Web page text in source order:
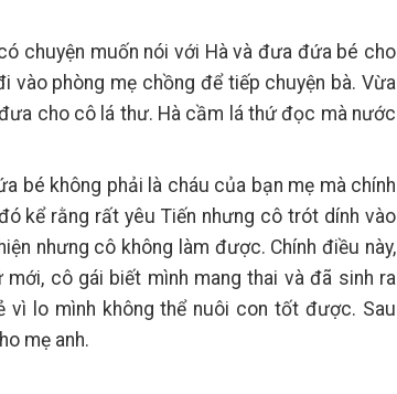
chuyện muốn nói với Hà và đưa đứa bé cho
vào phòng mẹ chồng để tiếp chuyện bà. Vừa
cho cô lá thư. Hà cầm lá thứ đọc mà nước
bé không phải là cháu của bạn mẹ mà chính
kể rằng rất yêu Tiến nhưng cô trót dính vào
nhưng cô không làm được. Chính điều này,
cô gái biết mình mang thai và đã sinh ra
lo mình không thể nuôi con tốt được. Sau
mẹ anh.